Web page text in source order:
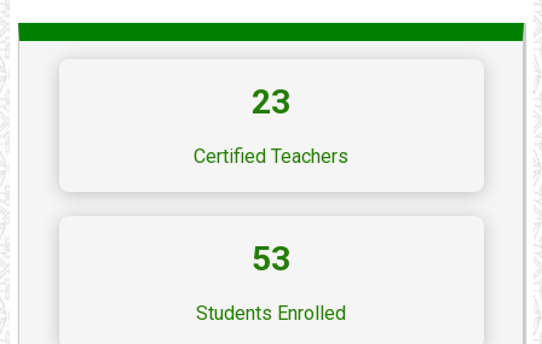
23
Certified Teachers
53
Students Enrolled